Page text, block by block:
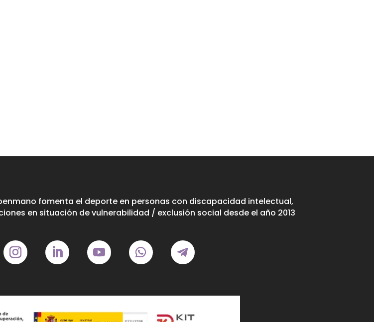
fomenta el deporte en personas con discapacidad intelectual,
en situación de vulnerabilidad / exclusión social desde el año 2013